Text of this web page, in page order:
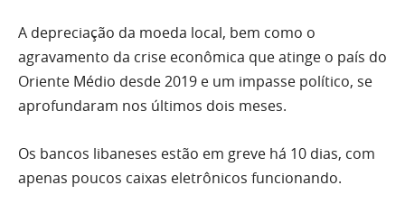
A depreciação da moeda local, bem como o
agravamento da crise econômica que atinge o país do
Oriente Médio desde 2019 e um impasse político, se
aprofundaram nos últimos dois meses.
Os bancos libaneses estão em greve há 10 dias, com
apenas poucos caixas eletrônicos funcionando.